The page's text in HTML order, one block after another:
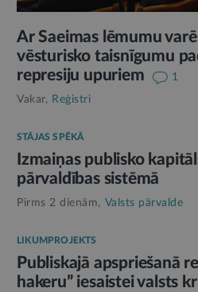
Ar Saeimas lēmumu
vēsturisko taisnīgumu
represiju upuriem
1
Vakar, Reģistri
STĀJAS SPĒKĀ
Izmaiņas publisko
pārvaldības sistēmā
Pirms 2 dienām, Valsts pārvalde
LIKUMPROJEKTS
Publiskajā apspriešanā
hakeru” iesaistei valsts